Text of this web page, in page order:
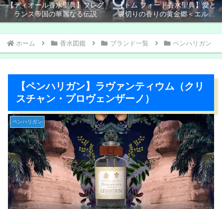
【ディオール香水聖典】フレグ
ランス帝国の華麗なる伝説
【トム フォード香水聖典】愛と
裏切りの香りの黄金郷＜エルド
ラド＞
ホーム 香水図鑑 ブランド一覧 ペンハリガン
【ペンハリガン】ラヴァンティウム（クリ
スチャン・プロヴェンザーノ）
ペンハリガン